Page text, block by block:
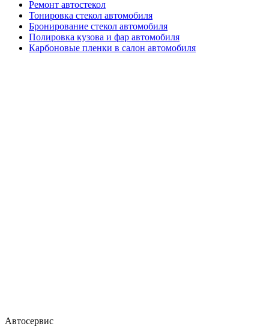
Ремонт автостекол
Тонировка стекол автомобиля
Бронирование стекол автомобиля
Полировка кузова и фар автомобиля
Карбоновые пленки в салон автомобиля
Автосервис